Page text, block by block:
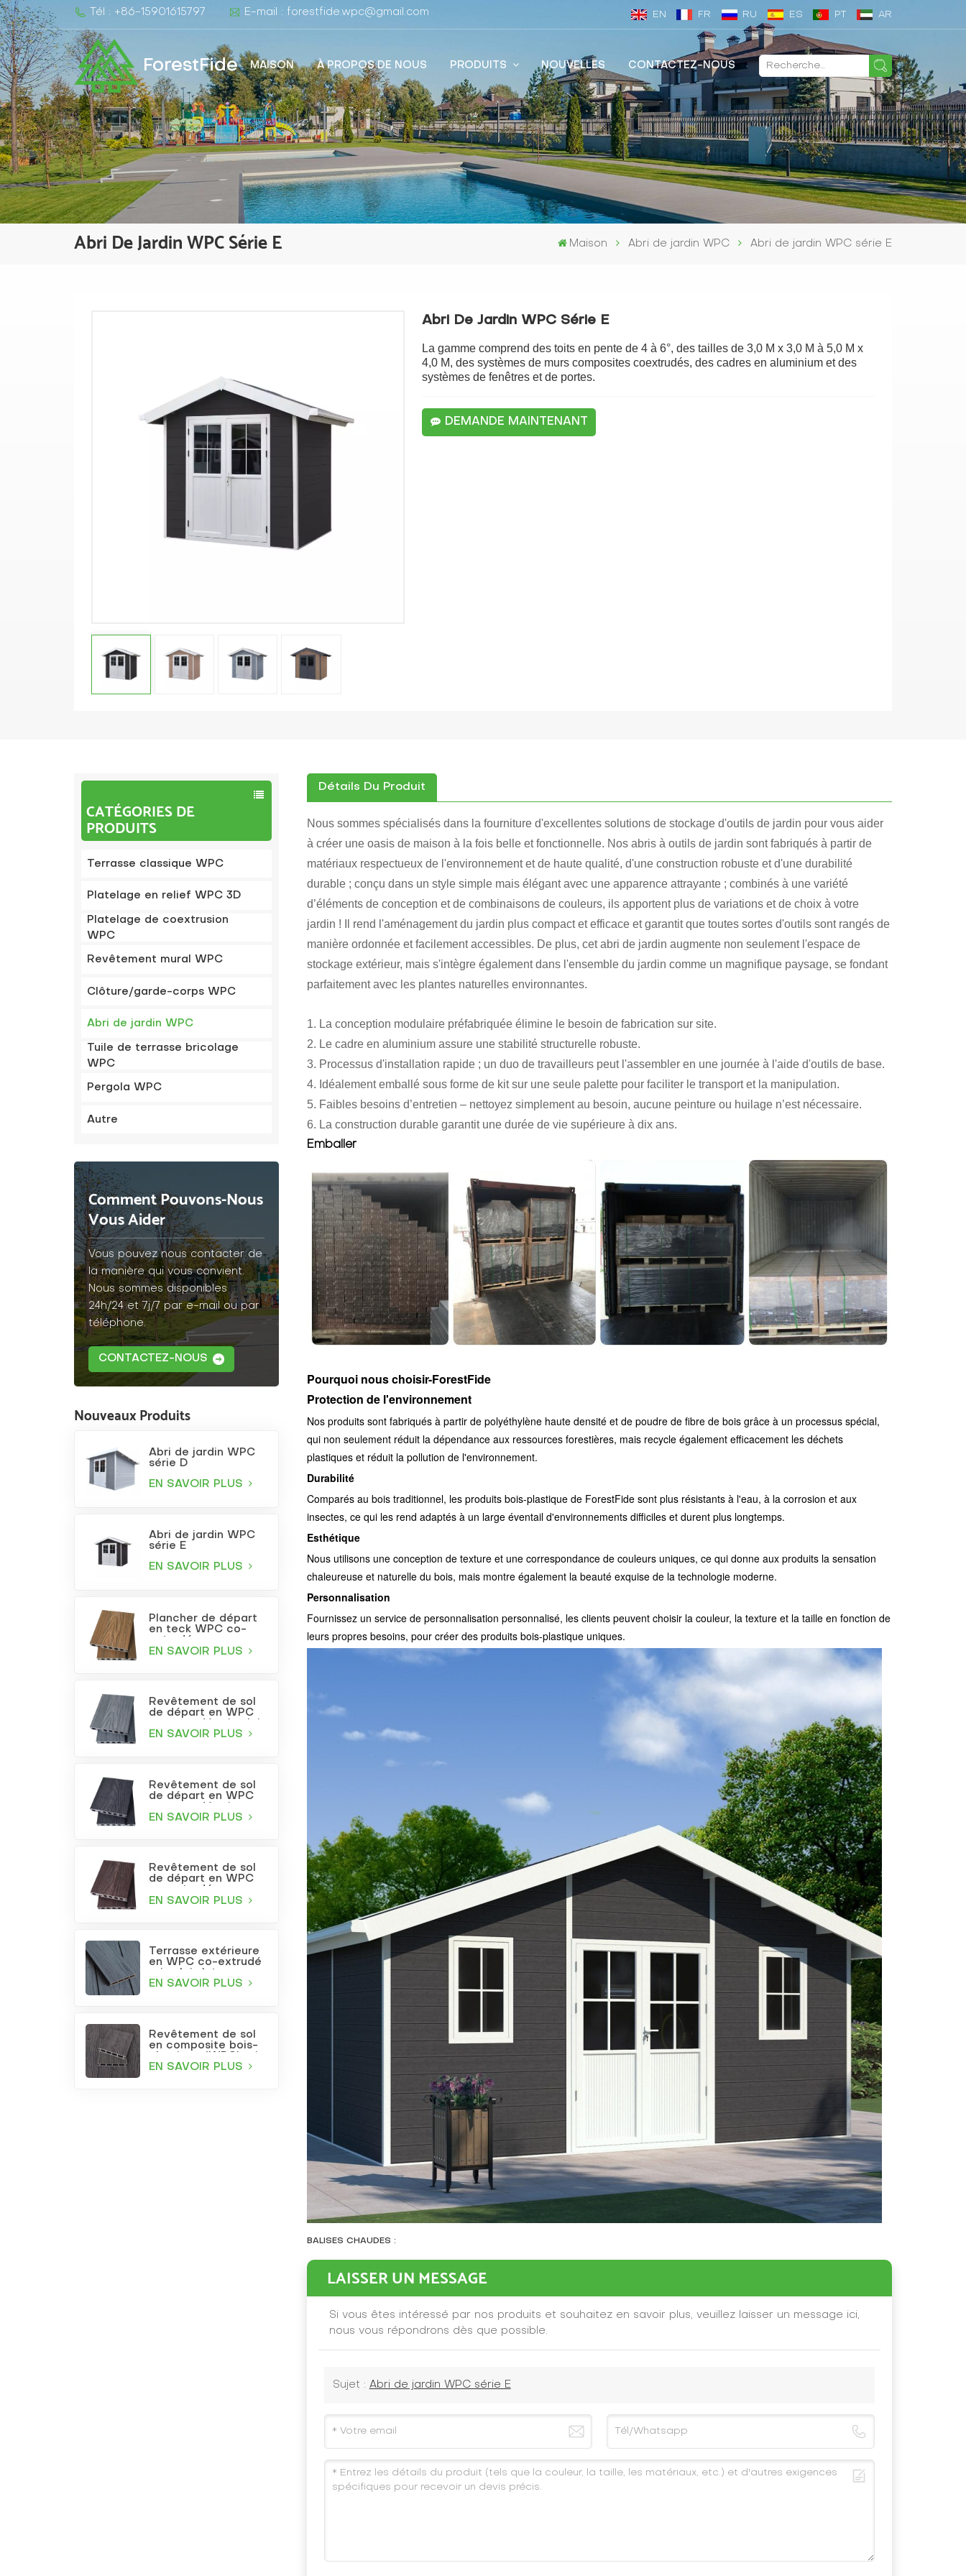
Tél : +86-15901615797 E-mail : forestfide.wpc@gmail.com EN FR RU ES PT AR
ForestFide MAISON À PROPOS DE NOUS PRODUITS NOUVELLES CONTACTEZ-NOUS
Abri De Jardin WPC Série E Maison Abri de jardin WPC Abri de jardin WPC série E
Abri De Jardin WPC Série E
La gamme comprend des toits en pente de 4 à 6°, des tailles de 3,0 M x 3,0 M à 5,0 M x
4,0 M, des systèmes de murs composites coextrudés, des cadres en aluminium et des
systèmes de fenêtres et de portes.
DEMANDE MAINTENANT
CATÉGORIES DE
PRODUITS
Terrasse classique WPC
Platelage en relief WPC 3D
Platelage de coextrusion
WPC
Revêtement mural WPC
Clôture/garde-corps WPC
Abri de jardin WPC
Tuile de terrasse bricolage
WPC
Pergola WPC
Autre
Comment Pouvons-Nous
Vous Aider
Vous pouvez nous contacter de
la manière qui vous convient.
Nous sommes disponibles
24h/24 et 7j/7 par e-mail ou par
téléphone.
CONTACTEZ-NOUS
Nouveaux Produits
Abri de jardin WPC
série D
EN SAVOIR PLUS
Abri de jardin WPC
série E
EN SAVOIR PLUS
Plancher de départ
en teck WPC co-
EN SAVOIR PLUS
Revêtement de sol
de départ en WPC
EN SAVOIR PLUS
Revêtement de sol
de départ en WPC
anthracite
EN SAVOIR PLUS
Revêtement de sol
de départ en WPC
bordeaux
EN SAVOIR PLUS
Terrasse extérieure
en WPC co-extrudé
carrés
EN SAVOIR PLUS
Revêtement de sol
en composite bois-
foncé gaufré pour
EN SAVOIR PLUS
Détails Du Produit
Nous sommes spécialisés dans la fourniture d'excellentes solutions de stockage d'outils de jardin pour vous aider
à créer une oasis de maison à la fois belle et fonctionnelle. Nos abris à outils de jardin sont fabriqués à partir de
matériaux respectueux de l'environnement et de haute qualité, d'une construction robuste et d'une durabilité
durable ; conçu dans un style simple mais élégant avec une apparence attrayante ; combinés à une variété
d’éléments de conception et de combinaisons de couleurs, ils apportent plus de variations et de choix à votre
jardin ! Il rend l'aménagement du jardin plus compact et efficace et garantit que toutes sortes d'outils sont rangés de
manière ordonnée et facilement accessibles. De plus, cet abri de jardin augmente non seulement l'espace de
stockage extérieur, mais s'intègre également dans l'ensemble du jardin comme un magnifique paysage, se fondant
parfaitement avec les plantes naturelles environnantes.
1. La conception modulaire préfabriquée élimine le besoin de fabrication sur site.
2. Le cadre en aluminium assure une stabilité structurelle robuste.
3. Processus d'installation rapide ; un duo de travailleurs peut l'assembler en une journée à l'aide d'outils de base.
4. Idéalement emballé sous forme de kit sur une seule palette pour faciliter le transport et la manipulation.
5. Faibles besoins d’entretien – nettoyez simplement au besoin, aucune peinture ou huilage n’est nécessaire.
6. La construction durable garantit une durée de vie supérieure à dix ans.
Emballer
Pourquoi nous choisir-ForestFide
Protection de l'environnement
Nos produits sont fabriqués à partir de polyéthylène haute densité et de poudre de fibre de bois grâce à un processus spécial,
qui non seulement réduit la dépendance aux ressources forestières, mais recycle également efficacement les déchets
plastiques et réduit la pollution de l'environnement.
Durabilité
Comparés au bois traditionnel, les produits bois-plastique de ForestFide sont plus résistants à l'eau, à la corrosion et aux
insectes, ce qui les rend adaptés à un large éventail d'environnements difficiles et durent plus longtemps.
Esthétique
Nous utilisons une conception de texture et une correspondance de couleurs uniques, ce qui donne aux produits la sensation
chaleureuse et naturelle du bois, mais montre également la beauté exquise de la technologie moderne.
Personnalisation
Fournissez un service de personnalisation personnalisé, les clients peuvent choisir la couleur, la texture et la taille en fonction de
leurs propres besoins, pour créer des produits bois-plastique uniques.
BALISES CHAUDES :
LAISSER UN MESSAGE
Si vous êtes intéressé par nos produits et souhaitez en savoir plus, veuillez laisser un message ici,
nous vous répondrons dès que possible.
Sujet : Abri de jardin WPC série E